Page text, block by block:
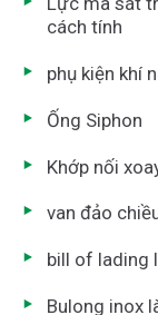
cách tính
phụ kiện khí
Ống Siphon
Khớp nối
van đảo
bill of lading
Bulong inox